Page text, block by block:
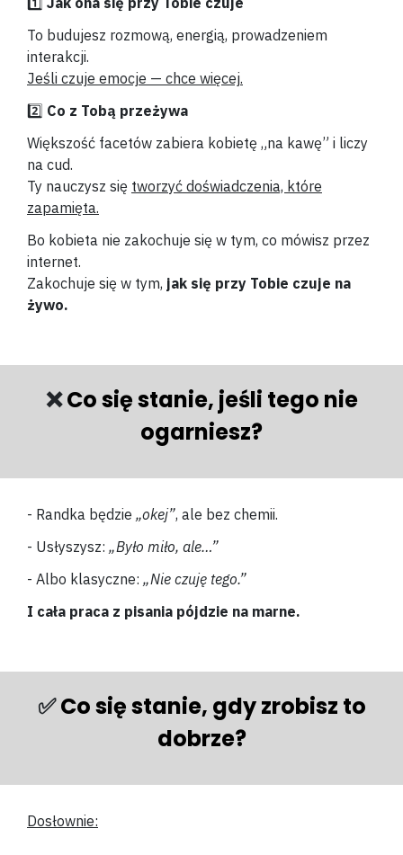
To budujesz rozmową, energią, prowadzeniem
interakcji.
Jeśli czuje emocje — chce więcej.
2️⃣ Co z Tobą przeżywa
Większość facetów zabiera kobietę „na kawę” i liczy
na cud.
Ty nauczysz się tworzyć doświadczenia, które
zapamięta.
Bo kobieta nie zakochuje się w tym, co mówisz przez
internet.
Zakochuje się w tym, jak się przy Tobie czuje na
żywo.
❌Co się stanie, jeśli tego nie
ogarniesz?
- Randka będzie „okej”, ale bez chemii.
- Usłyszysz: „Było miło, ale…”
- Albo klasyczne: „Nie czuję tego.”
I cała praca z pisania pójdzie na marne.
✅Co się stanie, gdy zrobisz to
dobrze?
Dosłownie: